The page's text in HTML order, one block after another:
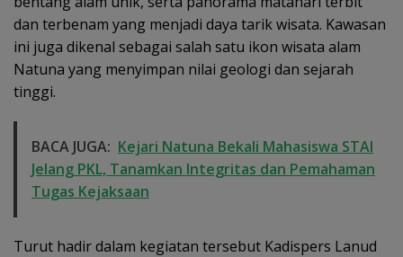
dan terbenam yang menjadi daya tarik wisata. Kawasan
ini juga dikenal sebagai salah satu ikon wisata alam
Natuna yang menyimpan nilai geologi dan sejarah
tinggi.
BACA JUGA: Kejari Natuna Bekali Mahasiswa STAI
Jelang PKL, Tanamkan Integritas dan Pemahaman
Tugas Kejaksaan
Turut hadir dalam kegiatan tersebut Kadispers Lanud